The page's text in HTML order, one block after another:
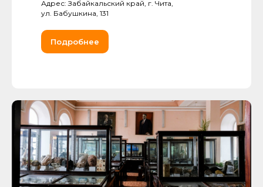
Адрес: Забайкальский край, г. Чита,
ул. Бабушкина, 131
Подробнее